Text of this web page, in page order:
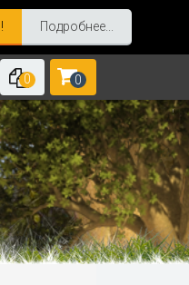
Подробнее...
0 0